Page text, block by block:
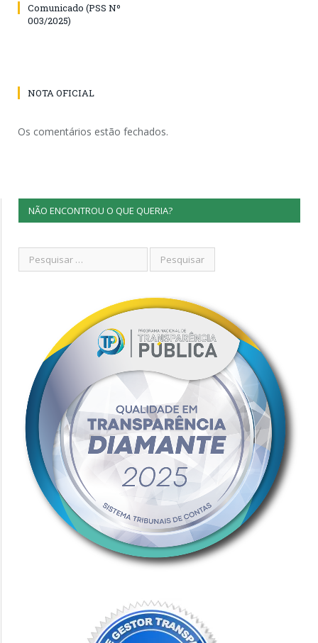
Comunicado (PSS Nº
003/2025)
NOTA OFICIAL
Os comentários estão fechados.
NÃO ENCONTROU O QUE QUERIA?